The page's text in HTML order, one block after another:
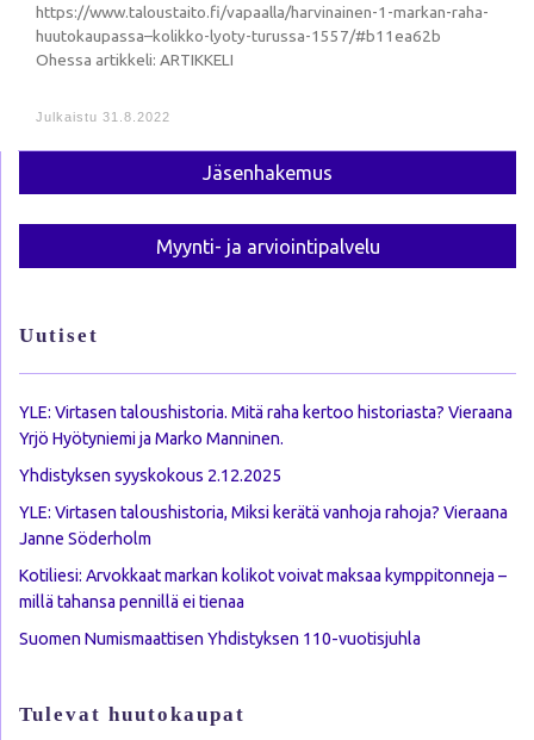
https://www.taloustaito.fi/vapaalla/harvinainen-1-markan-raha-
huutokaupassa–kolikko-lyoty-turussa-1557/#b11ea62b
Ohessa artikkeli: ARTIKKELI
Julkaistu 31.8.2022
Jäsen­hakemus
Myynti- ja arviointi­palvelu
Uutiset
YLE: Virtasen taloushistoria. Mitä raha kertoo historiasta? Vieraana
Yrjö Hyötyniemi ja Marko Manninen.
Yhdistyksen syyskokous 2.12.2025
YLE: Virtasen taloushistoria, Miksi kerätä vanhoja rahoja? Vieraana
Janne Söderholm
Kotiliesi: Arvokkaat markan kolikot voivat maksaa kymppitonneja –
millä tahansa pennillä ei tienaa
Suomen Numismaattisen Yhdistyksen 110-vuotisjuhla
Tulevat huutokaupat